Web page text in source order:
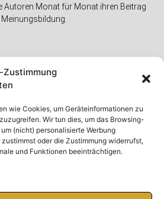
Zustimmung
wie Cookies, um Geräteinformationen zu
Wir tun dies, um das Browsing-
(nicht) personalisierte Werbung
oder die Zustimmung widerrufst,
und Funktionen beeinträchtigen.
Autoren Monat für Monat ihren Beitrag
Rechtliches
Rechtliche Hinweise
Impressum
Datenschutzerklärung